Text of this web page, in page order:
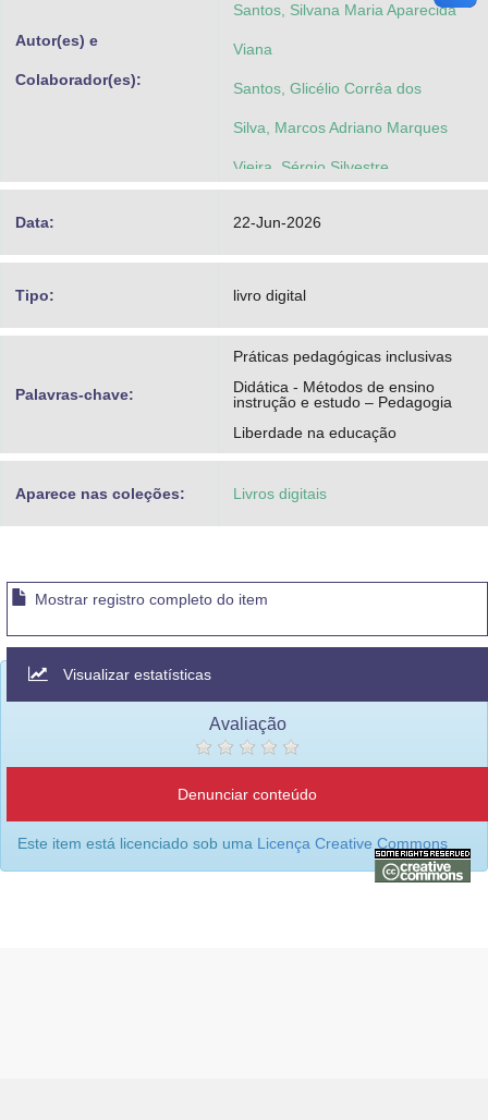
Autor(es) e
Colaborador(es):
Santos, Silvana Maria Aparecida
Viana
Santos, Glicélio Corrêa dos
Silva, Marcos Adriano Marques
Vieira, Sérgio Silvestre
Data: 22-Jun-2026
Tipo: livro digital
Palavras-chave:
Práticas pedagógicas inclusivas
Didática - Métodos de ensino
instrução e estudo – Pedagogia
Liberdade na educação
Aparece nas coleções: Livros digitais
Mostrar registro completo do item
Visualizar estatísticas
Avaliação
Denunciar conteúdo
Este item está licenciado sob uma Licença Creative Commons